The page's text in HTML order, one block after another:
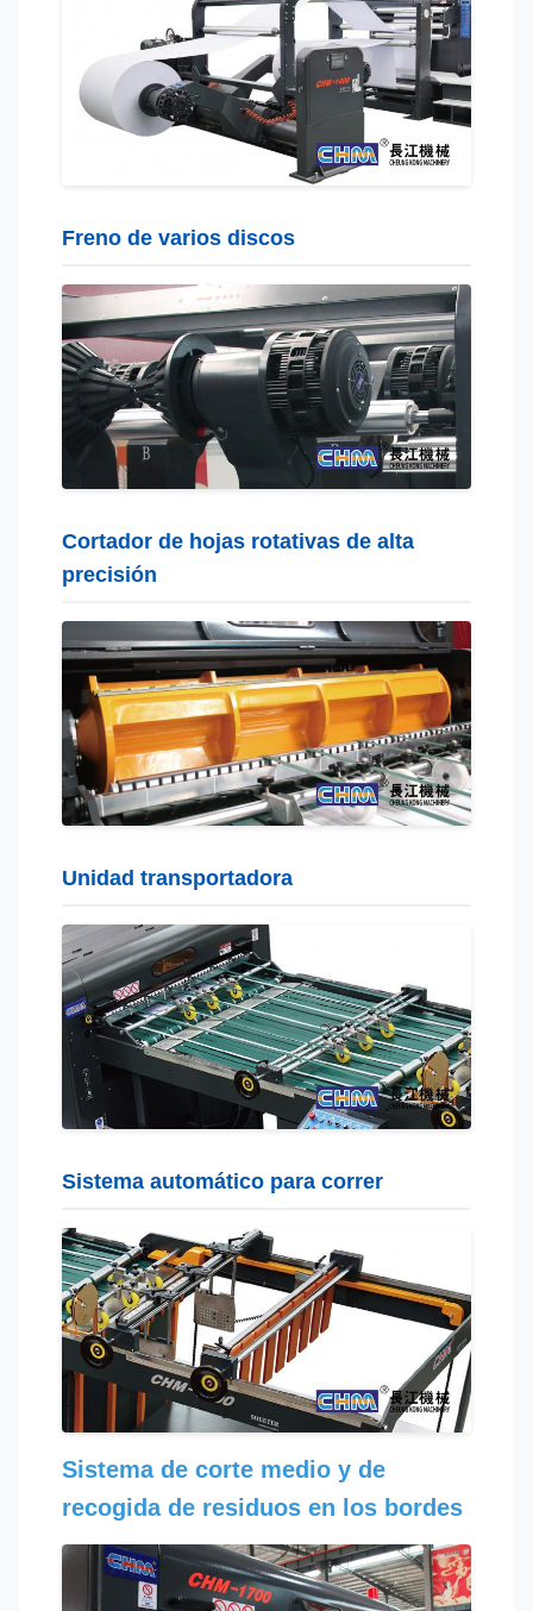
Freno de varios discos
Cortador de hojas rotativas de alta
precisión
Unidad transportadora
Sistema automático para correr
Sistema de corte medio y de
recogida de residuos en los bordes